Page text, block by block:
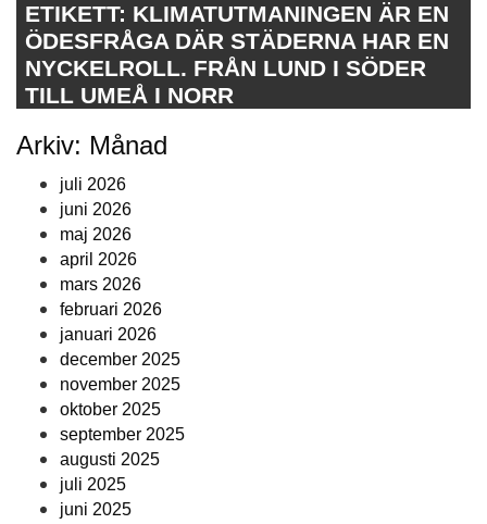
ETIKETT: KLIMATUTMANINGEN ÄR EN
ÖDESFRÅGA DÄR STÄDERNA HAR EN
NYCKELROLL. FRÅN LUND I SÖDER
TILL UMEÅ I NORR
Arkiv: Månad
juli 2026
juni 2026
maj 2026
april 2026
mars 2026
februari 2026
januari 2026
december 2025
november 2025
oktober 2025
september 2025
augusti 2025
juli 2025
juni 2025